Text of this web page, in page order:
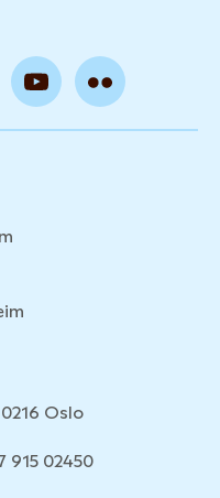
Oslo
915 02450